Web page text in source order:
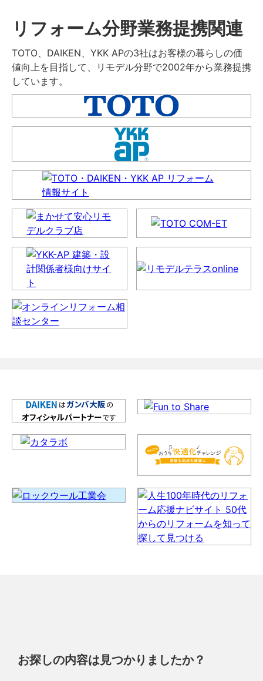
リフォーム分野業務提携関連
TOTO、DAIKEN、YKK APの3社はお客様の暮らしの価
値向上を目指して、リモデル分野で2002年から業務提携
しています。
お探しの内容は見つかりましたか？